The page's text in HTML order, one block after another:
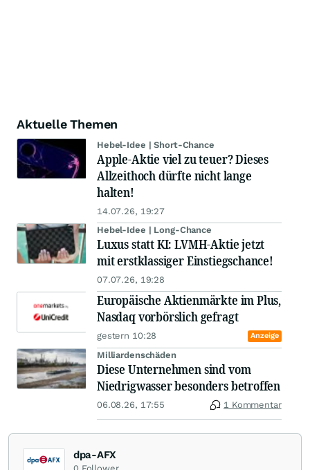
Aktuelle Themen
Hebel-Idee | Short-Chance
Apple-Aktie viel zu teuer? Dieses
Allzeithoch dürfte nicht lange
halten!
14.07.26, 19:27
Hebel-Idee | Long-Chance
Luxus statt KI: LVMH-Aktie jetzt
mit erstklassiger Einstiegschance!
07.07.26, 19:28
Europäische Aktienmärkte im Plus,
Nasdaq vorbörslich gefragt
gestern 10:28 Anzeige
Milliardenschäden
Diese Unternehmen sind vom
Niedrigwasser besonders betroffen
06.08.26, 17:55 1 Kommentar
dpa-AFX